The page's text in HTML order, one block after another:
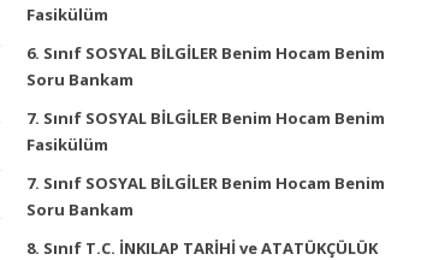
Fasikülüm
6. Sınıf SOSYAL BİLGİLER Benim Hocam Benim
Soru Bankam
7. Sınıf SOSYAL BİLGİLER Benim Hocam Benim
Fasikülüm
7. Sınıf SOSYAL BİLGİLER Benim Hocam Benim
Soru Bankam
8. Sınıf T.C. İNKILAP TARİHİ ve ATATÜKÇÜLÜK